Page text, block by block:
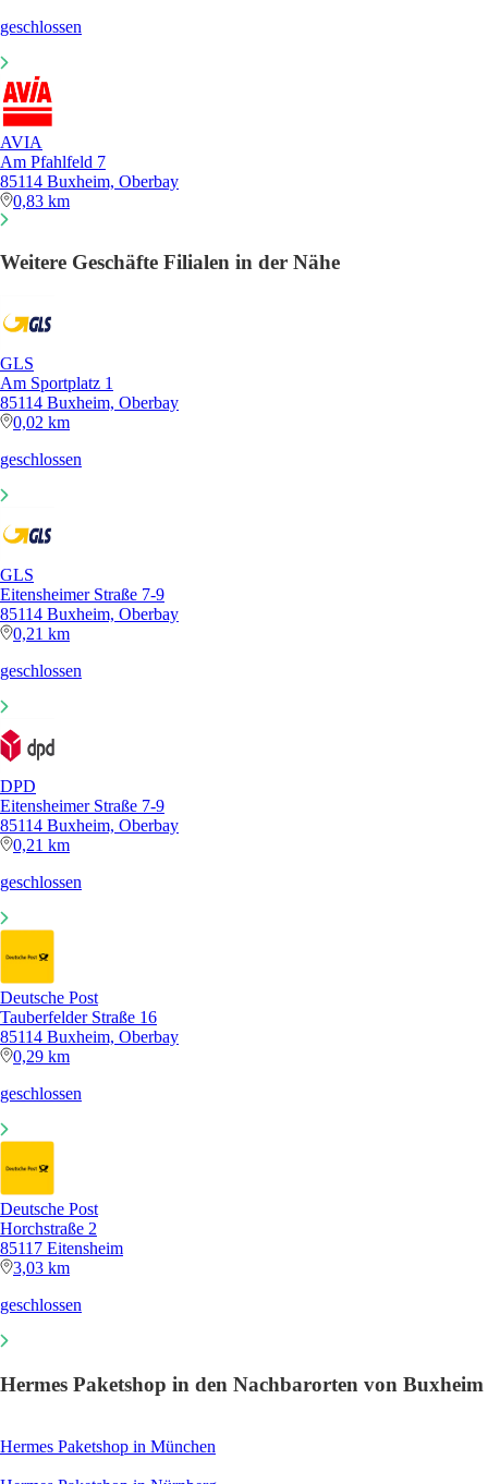
geschlossen
AVIA
Am Pfahlfeld 7
85114 Buxheim, Oberbay
0,83 km
Weitere Geschäfte Filialen in der Nähe
GLS
Am Sportplatz 1
85114 Buxheim, Oberbay
0,02 km
geschlossen
GLS
Eitensheimer Straße 7-9
85114 Buxheim, Oberbay
0,21 km
geschlossen
DPD
Eitensheimer Straße 7-9
85114 Buxheim, Oberbay
0,21 km
geschlossen
Deutsche Post
Tauberfelder Straße 16
85114 Buxheim, Oberbay
0,29 km
geschlossen
Deutsche Post
Horchstraße 2
85117 Eitensheim
3,03 km
geschlossen
Hermes Paketshop in den Nachbarorten von Buxheim
Hermes Paketshop in München